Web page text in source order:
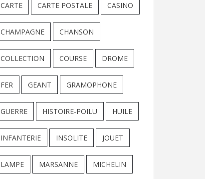
CARTE CARTE POSTALE CASINO
CHAMPAGNE CHANSON
COLLECTION COURSE DROME
FER GEANT GRAMOPHONE
GUERRE HISTOIRE-POILU HUILE
INFANTERIE INSOLITE JOUET
LAMPE MARSANNE MICHELIN